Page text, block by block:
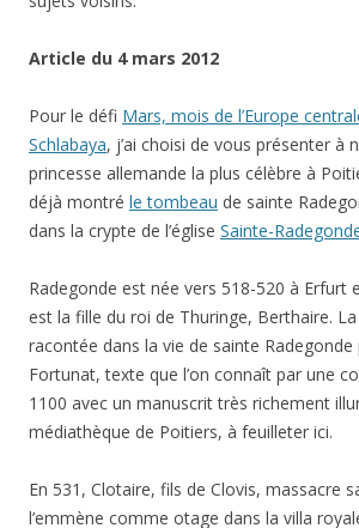
Article du 4 mars 2012
Pour le défi Mars, mois de l’Europe
Schlabaya, j’ai choisi de vous présenter à
princesse allemande la plus célèbre à
déjà montré le tombeau de sainte
dans la crypte de l’église Sainte-
Radegonde est née vers 518-520 à Erfurt
est la fille du roi de Thuringe, Berthaire.
racontée dans la vie de sainte Radegonde
Fortunat, texte que l’on connaît par une
1100 avec un manuscrit très richement
médiathèque de Poitiers, à feuilleter ici.
En 531, Clotaire, fils de Clovis, massacre
l’emmène comme otage dans la villa